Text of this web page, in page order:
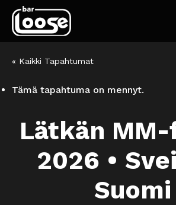
« Kaikki Tapahtumat
Tämä tapahtuma on mennyt.
Lätkän
2026 •
Suomi